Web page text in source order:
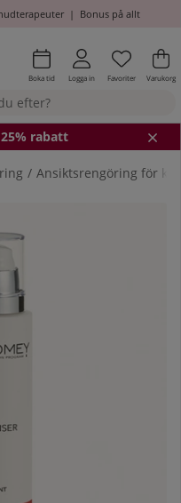
| Bonus på allt
Boka tid Logga in Antal i
.
Favoriter .
Varukorg
rabatt
Ansiktsrengöring för